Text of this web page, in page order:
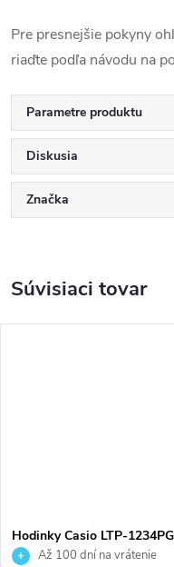
Pre presnejšie pokyny
riaďte podľa návodu na
Parametre produktu
Diskusia
Značka
Súvisiaci tovar
Hodinky Casio LTP-
7AEGAž 100 dní na vrátenie